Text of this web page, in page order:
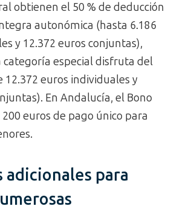
obtienen el 50 % de deducción
autonómica (hasta 6.186
y 12.372 euros conjuntas),
especial disfruta del
12.372 euros individuales y
En Andalucía, el Bono
euros de pago único para
adicionales para